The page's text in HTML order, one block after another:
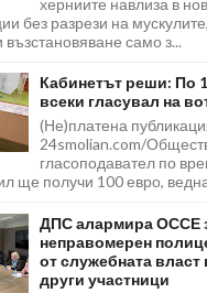
без разрези на
възстановяване само з...
Кабинетът реши: По
всеки гласувал на
(Не)платена
24smolian.com/
гласоподавател по
ще получи 100 евро,
ДПС алармира ОССЕ
неправомерен
от служебната власт
други участници